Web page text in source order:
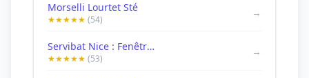
Morselli Lourtet Sté
★★★★★ (54)
→
Servibat Nice : Fenêtre, Store, Vitrerie / Miroiterie, Porte et Moustiquaire
★★★★★ (53)
→